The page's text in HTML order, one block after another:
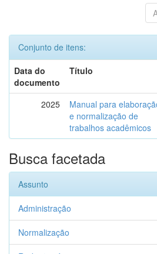
Conjunto de itens:
Data do
documento
Título
2025
Manual para
e normalização de
trabalhos acadêmicos
Busca facetada
Assunto
Administração
Normalização